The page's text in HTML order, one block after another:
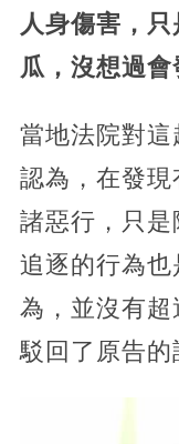
人身傷害，
瓜，沒想過會
當地法院對
認為，在發
諸惡行，只
追逐的行為
為，並沒有
駁回了原告的